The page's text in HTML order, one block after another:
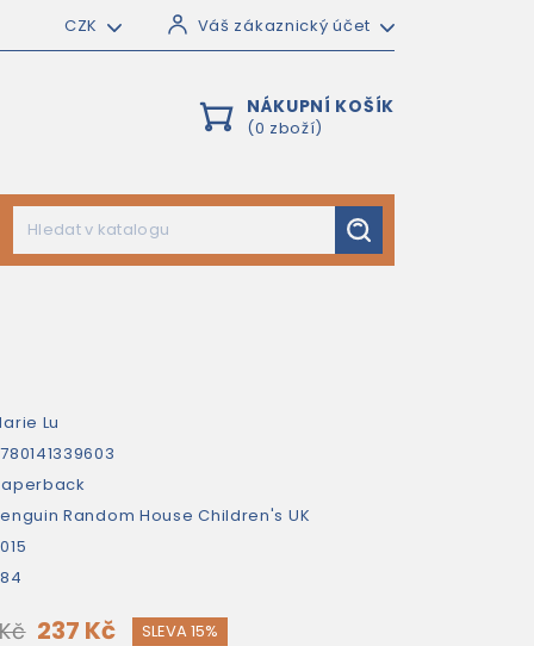
CZK Váš zákaznický účet
NÁKUPNÍ KOŠÍK
(0 zboží)
Lu
Random House Children's UK
237 Kč SLEVA 15%